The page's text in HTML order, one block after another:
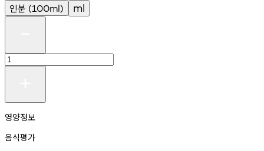
인분 (100ml) ml
영양정보
음식평가